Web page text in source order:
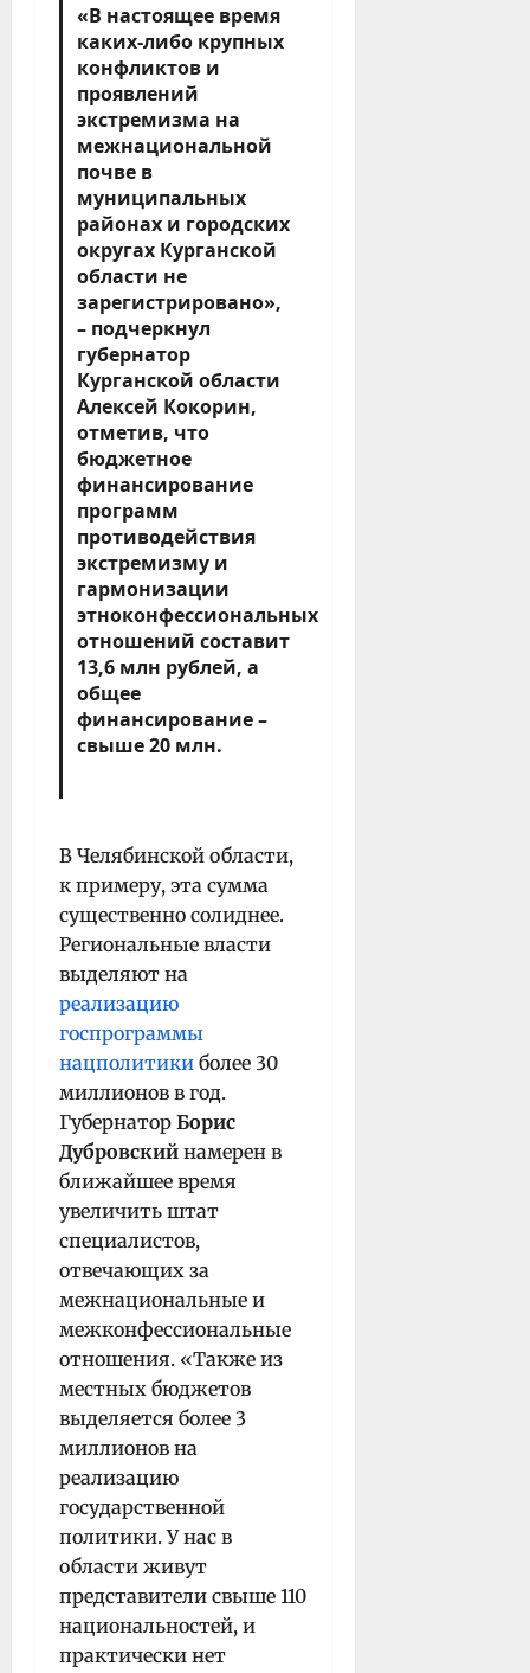
«В настоящее время
каких-либо крупных
конфликтов и
проявлений
экстремизма на
межнациональной
почве в
муниципальных
районах и городских
округах Курганской
области не
зарегистрировано»,
– подчеркнул
губернатор
Курганской области
Алексей Кокорин,
отметив, что
бюджетное
финансирование
программ
противодействия
экстремизму и
гармонизации
этноконфессиональных
отношений составит
13,6 млн рублей, а
общее
финансирование –
свыше 20 млн.
В Челябинской области,
к примеру, эта сумма
существенно солиднее.
Региональные власти
выделяют на
реализацию
госпрограммы
нацполитики более 30
миллионов в год.
Губернатор Борис
Дубровский намерен в
ближайшее время
увеличить штат
специалистов,
отвечающих за
межнациональные и
межконфессиональные
отношения. «Также из
местных бюджетов
выделяется более 3
миллионов на
реализацию
государственной
политики. У нас в
области живут
представители свыше 110
национальностей, и
практически нет